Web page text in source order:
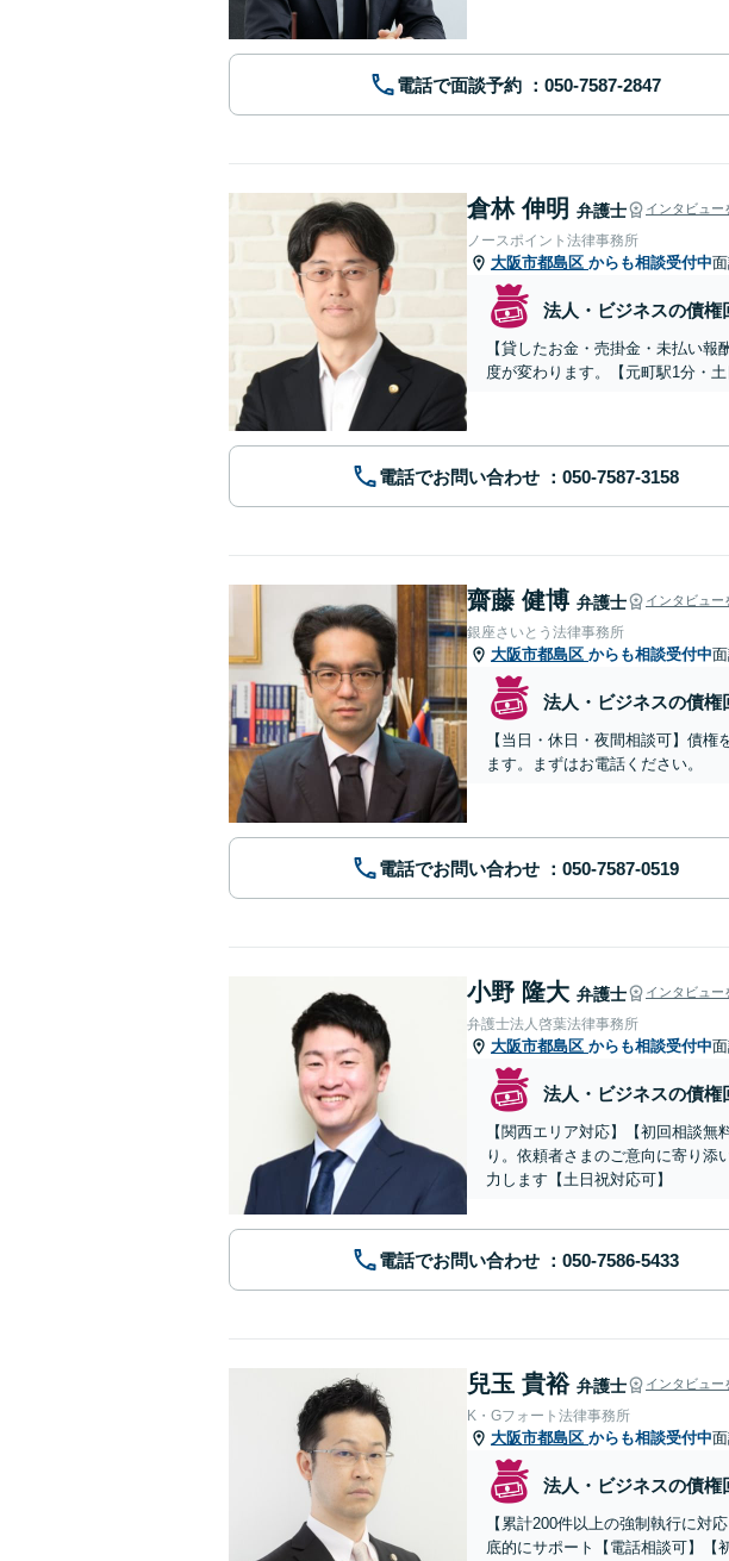
電話で面談予約
倉林 伸明 弁護士 インタビュー
ノースポイント法律事務所
大阪市都島区 からも相談受付中
法人・ビジネスの債権
【貸したお金・売掛金・未払い
度が変わります。【元町駅1分・土
電話でお問い合わせ
齋藤 健博 弁護士 インタビュー
銀座さいとう法律事務所
大阪市都島区 からも相談受付中
法人・ビジネスの債権
【当日・休日・夜間相談可】債
ます。まずはお電話ください。
電話でお問い合わせ
小野 隆大 弁護士 インタビュー
弁護士法人啓葉法律事務所
大阪市都島区 からも相談受付中
法人・ビジネスの債権
【関西エリア対応】【初回相談
り。依頼者さまのご意向に寄り添
力します【土日祝対応可】
電話でお問い合わせ
兒玉 貴裕 弁護士 インタビュー
K・Gフォート法律事務所
大阪市都島区 からも相談受付中
法人・ビジネスの債権
【累計200件以上の強制執行に対
底的にサポート【電話相談可】【